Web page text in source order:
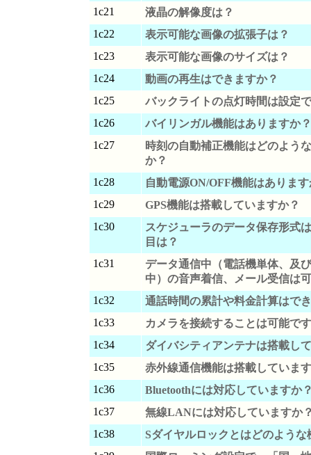
1c21
液晶の解像度は？
1c22
表示可能な画像の拡張子は？
1c23
表示可能な画像のサイズは？
1c24
動画の再生はできますか？
1c25
バックライトの点灯時間は設定
1c26
バイリンガル機能はありますか？
1c27
時刻の自動補正機能はどのよう
か？
1c28
自動電源ON/OFF機能はありま
1c29
GPS機能は搭載していますか？
1c30
スケジューラのデータ保存形式
目は？
1c31
データ通信中（電話機単体、及
中）の音声着信、メール受信は
1c32
通話時間の累計や料金計算はで
1c33
カメラを接続することは可能で
1c34
ダイバシティアンテナは搭載し
1c35
赤外線通信機能は搭載していま
1c36
Bluetoothには対応していますか
1c37
無線LANには対応していますか
1c38
Sダイヤルロックとはどのような